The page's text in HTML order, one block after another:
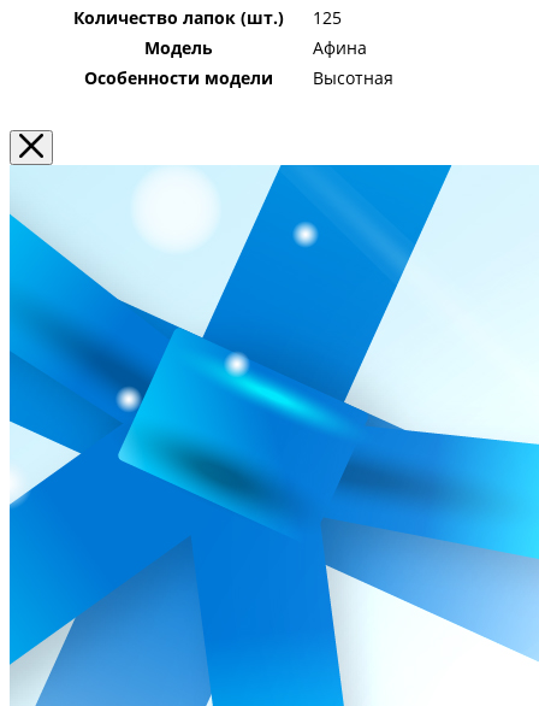
Количество лапок (шт.)
125
Модель
Афина
Особенности модели
Высотная